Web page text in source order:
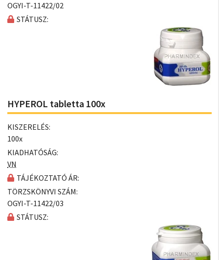
OGYI-T-11422/02
STÁTUSZ:
HYPEROL tabletta 100x
KISZERELÉS:
100x
KIADHATÓSÁG:
VN
TÁJÉKOZTATÓ ÁR:
TÖRZSKÖNYVI SZÁM:
OGYI-T-11422/03
STÁTUSZ: